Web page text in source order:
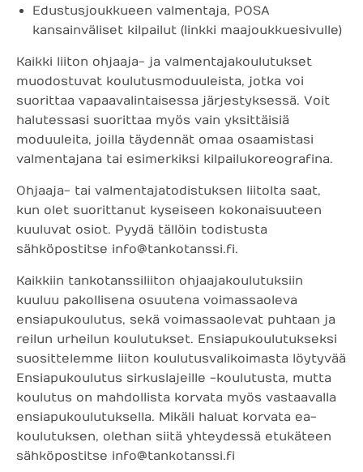
Edustusjoukkueen valmentaja, POSA
kansainväliset kilpailut (linkki maajoukkuesivulle)
Kaikki liiton ohjaaja- ja valmentajakoulutukset
muodostuvat koulutusmoduuleista, jotka voi
suorittaa vapaavalintaisessa järjestyksessä. Voit
halutessasi suorittaa myös vain yksittäisiä
moduuleita, joilla täydennät omaa osaamistasi
valmentajana tai esimerkiksi kilpailukoreografina.
Ohjaaja- tai valmentajatodistuksen liitolta saat,
kun olet suorittanut kyseiseen kokonaisuuteen
kuuluvat osiot. Pyydä tällöin todistusta
sähköpostitse info@tankotanssi.fi.
Kaikkiin tankotanssiliiton ohjaajakoulutuksiin
kuuluu pakollisena osuutena voimassaoleva
ensiapukoulutus, sekä voimassaolevat puhtaan ja
reilun urheilun koulutukset. Ensiapukoulutukseksi
suosittelemme liiton koulutusvalikoimasta löytyvää
Ensiapukoulutus sirkuslajeille -koulutusta, mutta
koulutus on mahdollista korvata myös vastaavalla
ensiapukoulutuksella. Mikäli haluat korvata ea-
koulutuksen, olethan siitä yhteydessä etukäteen
sähköpostitse info@tankotanssi.fi